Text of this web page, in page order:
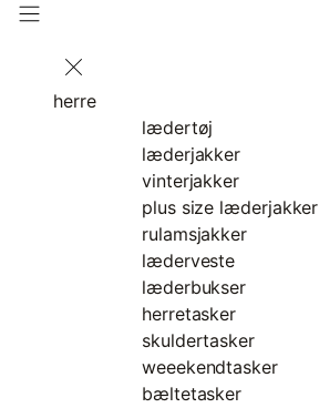
herre
lædertøj
læderjakker
vinterjakker
plus size læderjakker
rulamsjakker
læderveste
læderbukser
herretasker
skuldertasker
weeekendtasker
bæltetasker